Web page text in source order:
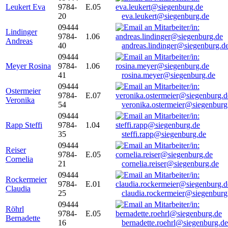
Leukert Eva
9784-
20
E.05
eva.leukert@siegenburg.de
Lindinger
Andreas
09444
9784-
40
1.06
Meyer Rosina
09444
9784-
41
1.06
rosina.meyer@siegenburg.de
Ostermeier
Veronika
09444
9784-
54
E.07
Rapp Steffi
09444
9784-
35
1.04
steffi.rapp@siegenburg.de
Reiser
Cornelia
09444
9784-
21
E.05
cornelia.reiser@siegenburg.de
Rockermeier
Claudia
09444
9784-
25
E.01
Röhrl
Bernadette
09444
9784-
16
E.05
bernadette.roehrl@siegenburg.de